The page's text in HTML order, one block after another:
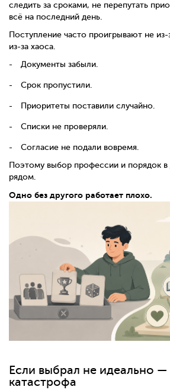
следить за сроками, не перепутать
всё на последний день.
Поступление часто проигрывают не
из-за хаоса.
Документы забыли.
Срок пропустили.
Приоритеты поставили случайно.
Списки не проверяли.
Согласие не подали вовремя.
Поэтому выбор профессии и порядок в
рядом.
Одно без другого работает плохо.
Если выбрал не идеально —
катастрофа